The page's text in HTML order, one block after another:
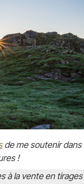
de me soutenir dans
!
à la vente en tirages